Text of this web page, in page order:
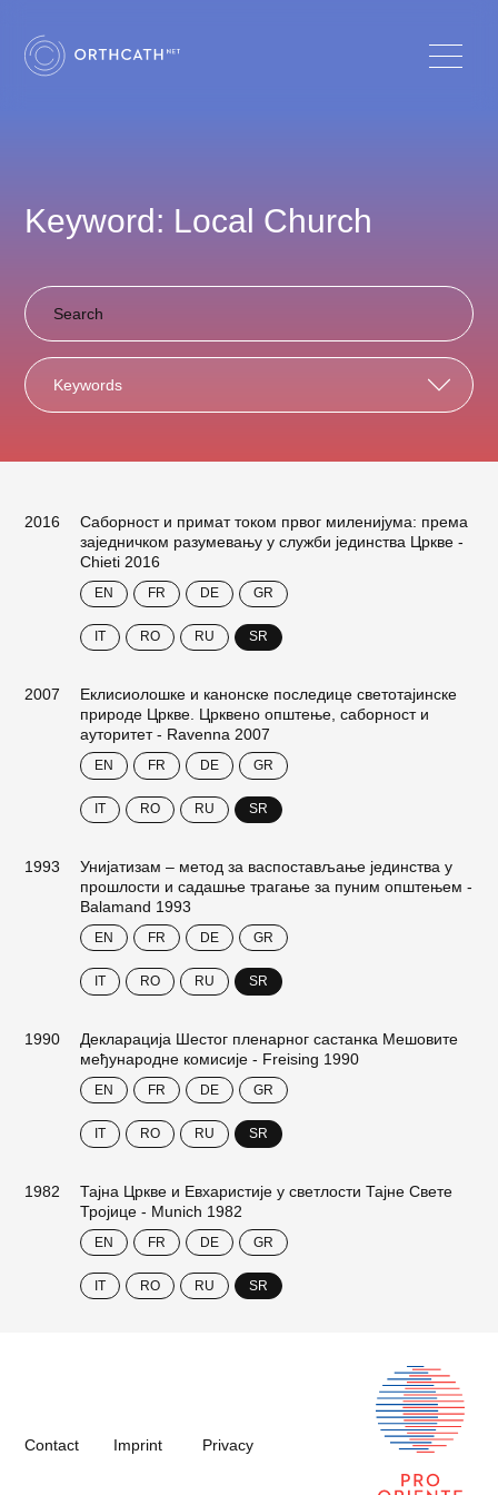
Keyword: Local Church
Keywords
2016
Саборност и примат током првог миленијума: према
заједничком разумевању у служби јединства Цркве -
Chieti 2016
EN FR DE GR
IT RO RU SR
2007
Еклисиолошке и канонске последице светотајинске
природе Цркве. Црквено општење, саборност и
ауторитет - Ravenna 2007
EN FR DE GR
IT RO RU SR
1993
Унијатизам – метод за васпостављање јединства у
прошлости и садашње трагање за пуним општењем -
Balamand 1993
EN FR DE GR
IT RO RU SR
1990
Декларација Шестог пленарног састанка Мешовите
међународне комисије - Freising 1990
EN FR DE GR
IT RO RU SR
1982
Тајна Цркве и Евхаристије у светлости Тајне Свете
Тројице - Munich 1982
EN FR DE GR
IT RO RU SR
Contact Imprint Privacy